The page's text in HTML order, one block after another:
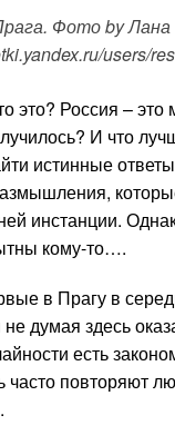
Фото by Лана
users/
это? Россия – это
И что
истинные
инстанции.
кому-то….
в Прагу в
думая здесь
есть
часто повторяют